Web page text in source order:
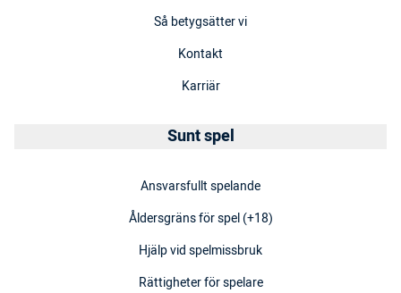
Så betygsätter vi
Kontakt
Karriär
Sunt spel
Ansvarsfullt spelande
Åldersgräns för spel (+18)
Hjälp vid spelmissbruk
Rättigheter för spelare